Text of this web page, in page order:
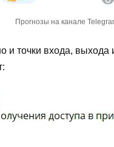
Прогнозы на канале
и точки входа,